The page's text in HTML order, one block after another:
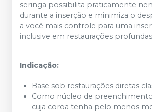
seringa possibilita praticamente
durante a inserção e minimiza o
a você mais controle para uma
inclusive em restaurações
Indicação:
Base sob restaurações diretas
Como núcleo de
cuja coroa tenha pelo menos